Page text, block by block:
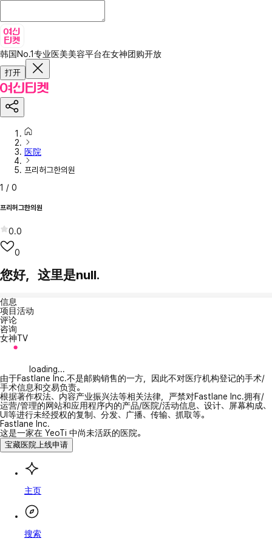
韩国No.1专业医美美容平台在女神团购开放
打开
医院
프리허그한의원
1 / 0
프리허그한의원
0.0
0
您好，这里是null.
信息
项目活动
评论
咨询
女神TV
loading...
由于Fastlane Inc.不是邮购销售的一方，因此不对医疗机构登记的手术/
手术信息和交易负责。
根据著作权法、内容产业振兴法等相关法律，严禁对Fastlane Inc.拥有/
运营/管理的网站和应用程序内的产品/医院/活动信息、设计、屏幕构成、
UI等进行未经授权的复制、分发、广播、传输、抓取等。
Fastlane Inc.
这是一家在 YeoTi 中尚未活跃的医院。
宝藏医院上线申请
主页
搜索